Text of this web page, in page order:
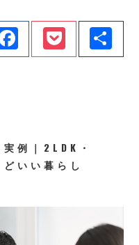
Facebook
Pocket
有
例｜2LDK・
いい暮らし